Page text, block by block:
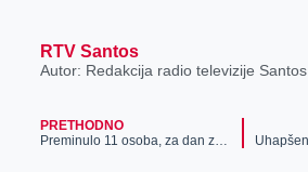
RTV Santos
Autor: Redakcija radio televizije Santos
PRETHODNO
Preminulo 11 osoba, za dan zaraženo 351